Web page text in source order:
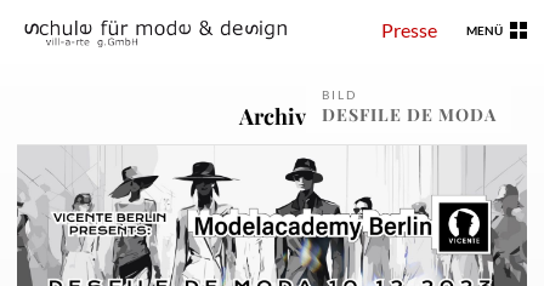
MENÜ
Presse
Archiv
BILD
DESFILE DE MODA